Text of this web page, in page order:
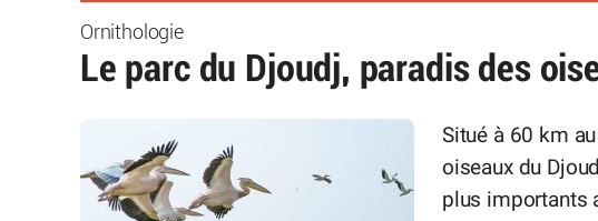
Ornithologie
Le parc du Djoudj, paradis des
Situé à 60 km
oiseaux du
plus importants